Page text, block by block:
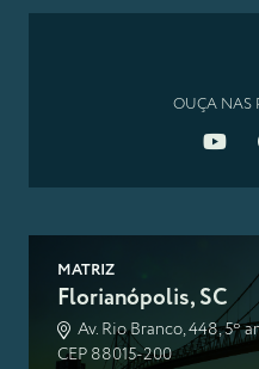
OUÇA NAS
MATRIZ
Florianópolis, SC
Av. Rio Branco, 448, 5º
CEP 88015-200